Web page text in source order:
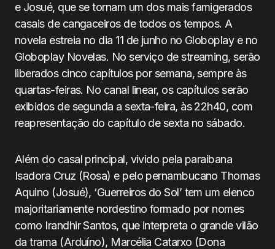
e Josué, que se tornam um dos mais famigerados
casais de cangaceiros de todos os tempos. A
novela estreia no dia 11 de junho no Globoplay e no
Globoplay Novelas. No serviço de streaming, serão
liberados cinco capítulos por semana, sempre às
quartas-feiras. No canal linear, os capítulos serão
exibidos de segunda a sexta-feira, às 22h40, com
reapresentação do capítulo de sexta no sábado.
Além do casal principal, vivido pela paraibana
Isadora Cruz (Rosa) e pelo pernambucano Thomas
Aquino (Josué), ‘Guerreiros do Sol’ tem um elenco
majoritariamente nordestino formado por nomes
como Irandhir Santos, que interpreta o grande vilão
da trama (Arduíno), Marcélia Catarxo (Dona